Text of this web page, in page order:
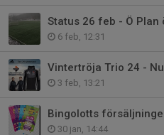
6 feb, 12:31
Vintertröja Trio 24 -
3 feb, 13:21
Bingolotts
30 jan, 14:44